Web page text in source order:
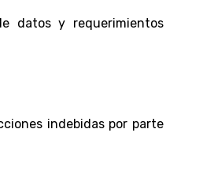
datos y requerimientos
indebidas por parte